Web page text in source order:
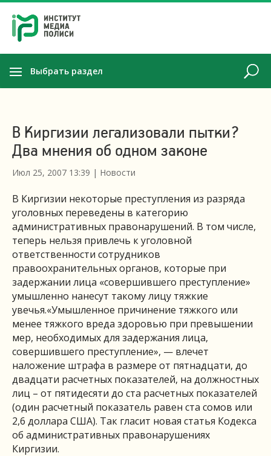
Выбрать раздел
В Киргизии легализовали пытки?
Два мнения об одном законе
Июл 25, 2007 13:39 | Новости
В Киргизии некоторые преступления из разряда
уголовных переведены в категорию
административных правонарушений. В том числе,
теперь нельзя привлечь к уголовной
ответственности сотрудников
правоохранительных органов, которые при
задержании лица «совершившего преступление»
умышленно нанесут такому лицу тяжкие
увечья.«Умышленное причинение тяжкого или
менее тяжкого вреда здоровью при превышении
мер, необходимых для задержания лица,
совершившего преступление», — влечет
наложение штрафа в размере от пятнадцати, до
двадцати расчетных показателей, на должностных
лиц – от пятидесяти до ста расчетных показателей
(один расчетный показатель равен ста сомов или
2,6 доллара США). Так гласит новая статья Кодекса
об административных правонарушениях
Киргизии.